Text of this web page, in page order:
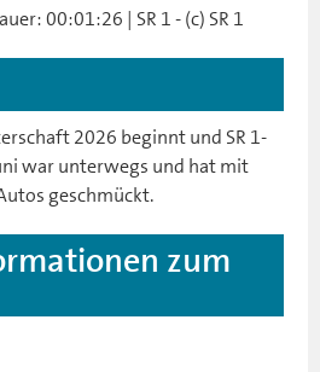
00:01:26 | SR 1 - (c) SR 1
2026 beginnt und SR 1-
war unterwegs und hat mit
geschmückt.
zum